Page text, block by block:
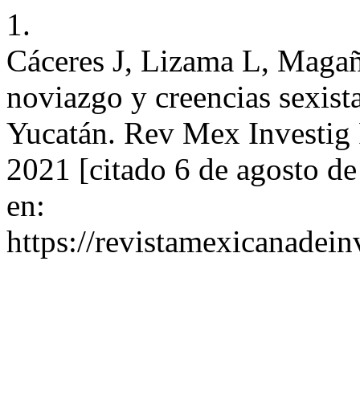
1.
Cáceres J, Lizama L,
noviazgo y creencias
Yucatán. Rev Mex
2021 [citado 6 de agosto
en:
https://